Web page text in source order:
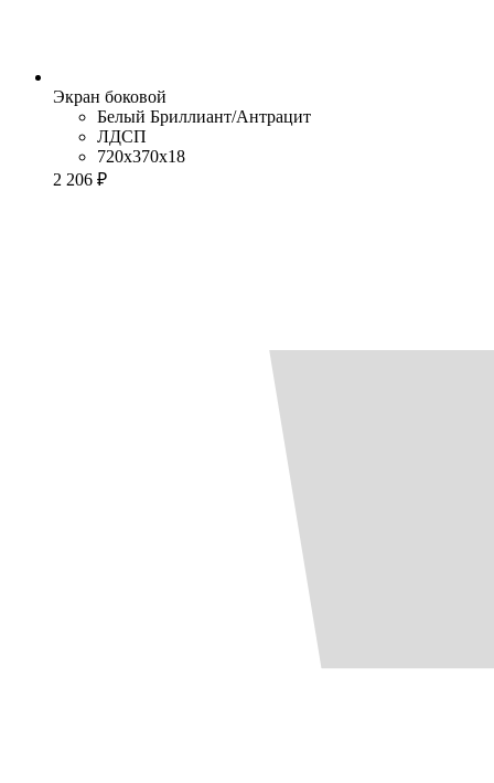
Экран боковой
Белый Бриллиант/Антрацит
ЛДСП
720x370x18
2 206 ₽